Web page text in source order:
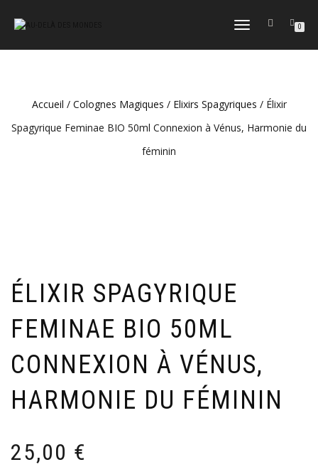
DÉPLIER
NAVIGATION
0
Accueil / Colognes Magiques / Elixirs Spagyriques / Élixir
Spagyrique Feminae BIO 50ml Connexion à Vénus, Harmonie du
féminin
ÉLIXIR SPAGYRIQUE
FEMINAE BIO 50ML
CONNEXION À VÉNUS,
HARMONIE DU FÉMININ
25,00 €